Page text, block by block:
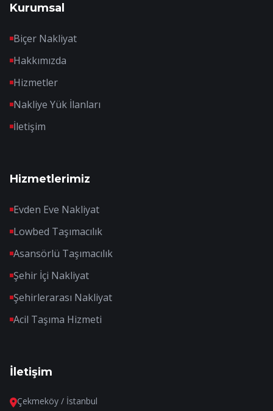
Kurumsal
Biçer Nakliyat
Hakkımızda
Hizmetler
Nakliye Yük İlanları
İletişim
Hizmetlerimiz
Evden Eve Nakliyat
Lowbed Taşımacılık
Asansörlü Taşımacılık
Şehir İçi Nakliyat
Şehirlerarası Nakliyat
Acil Taşıma Hizmeti
İletişim
Çekmeköy / İstanbul